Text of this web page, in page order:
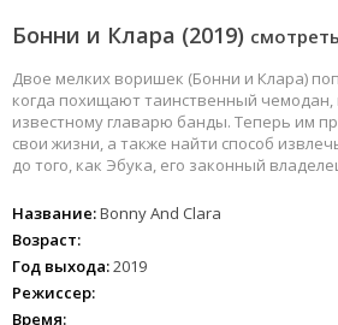
Бонни и Клара (2019)
Двое мелких воришек (Бонни и Клара)
когда похищают таинственный
известному главарю банды. Теперь им
свои жизни, а также найти способ
до того, как Эбука, его законный
Название:Bonny And Clara
Возраст:
Год выхода:2019
Режиссер:
Время: